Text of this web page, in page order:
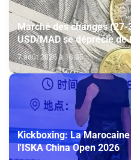
Marché des changes
USD/MAD se déprécie de
7 août 2026 à 18:35
Kickboxing: La
l'ISKA China Open 2026